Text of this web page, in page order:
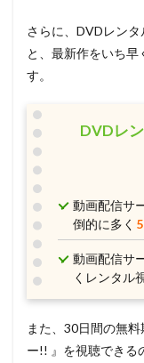
原田知世
北京寒木春華動画
千葉紗子
北
北西純子
千
千秋
千菅春
ＮＨＫエンタープ
さらに、DVDレン
と、最新作をいち早
す。
DVDレ
動画配信サ
倒的に多く
動画配信サ
くレンタル
また、30日間の無
ー!! 』を視聴できる